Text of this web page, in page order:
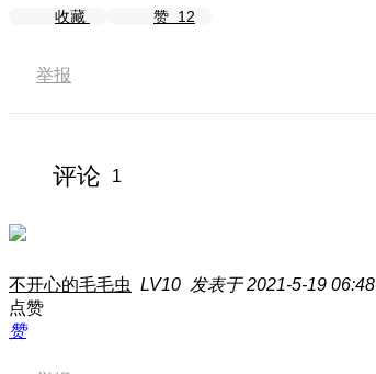
收藏 赞 12
举报
评论 1
不开心的毛毛虫 LV10 发表于 2021-5-19 06:48
点赞
赞